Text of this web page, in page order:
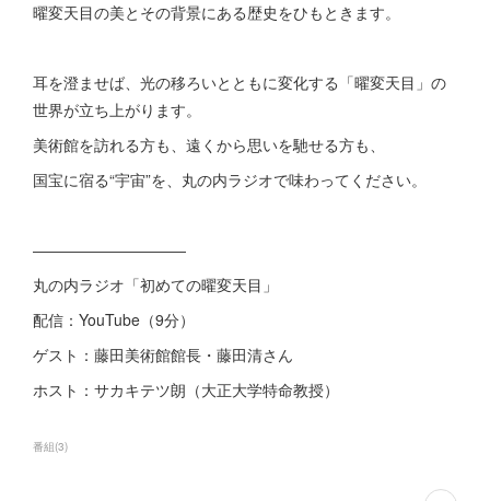
曜変天目の美とその背景にある歴史をひもときます。
耳を澄ませば、光の移ろいとともに変化する「曜変天目」の
世界が立ち上がります。
美術館を訪れる方も、遠くから思いを馳せる方も、
国宝に宿る“宇宙”を、丸の内ラジオで味わってください。
――――――――――
丸の内ラジオ「初めての曜変天目」
配信：YouTube（9分）
ゲスト：藤田美術館館長・藤田清さん
ホスト：サカキテツ朗（大正大学特命教授）
番組(3)